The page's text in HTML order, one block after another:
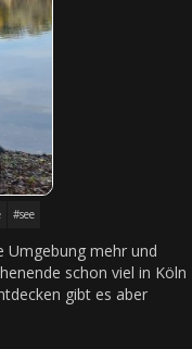
#see
Umgebung mehr und
schon viel in Köln
gibt es aber